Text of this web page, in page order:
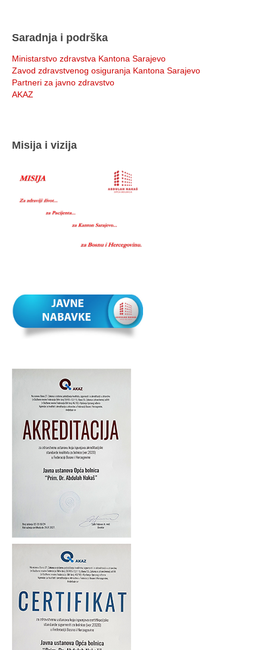
Saradnja i podrška
Ministarstvo zdravstva Kantona Sarajevo
Zavod zdravstvenog osiguranja Kantona Sarajevo
Partneri za javno zdravstvo
AKAZ
Misija i vizija